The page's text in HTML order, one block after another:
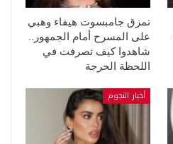
تمزق جامبسوت هيفاء وهبي
على المسرح أمام الجمهور..
شاهدوا كيف تصرفت في
اللحظة الحرجة
أخبار النجوم